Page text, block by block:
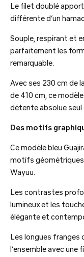
Le filet doublé
différente d’un
Souple, respirant et
parfaitement les
remarquable.
Avec ses 230 cm de
de 410 cm, ce
détente absolue seul
Des motifs
Ce modèle bleu
motifs géométriques
Wayuu.
Les contrastes
lumineux et les
élégante et
Les longues franges
l’ensemble avec une